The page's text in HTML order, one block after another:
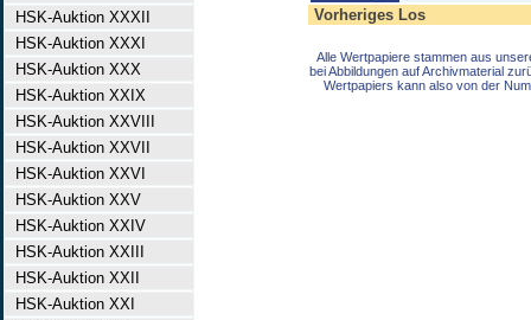
HSK-Auktion XXXII
HSK-Auktion XXXI
HSK-Auktion XXX
HSK-Auktion XXIX
HSK-Auktion XXVIII
HSK-Auktion XXVII
HSK-Auktion XXVI
HSK-Auktion XXV
HSK-Auktion XXIV
HSK-Auktion XXIII
HSK-Auktion XXII
HSK-Auktion XXI
Vorheriges Los
Alle Wertpapiere stammen aus
bei Abbildungen auf Archivmaterial
Wertpapiers kann also von der